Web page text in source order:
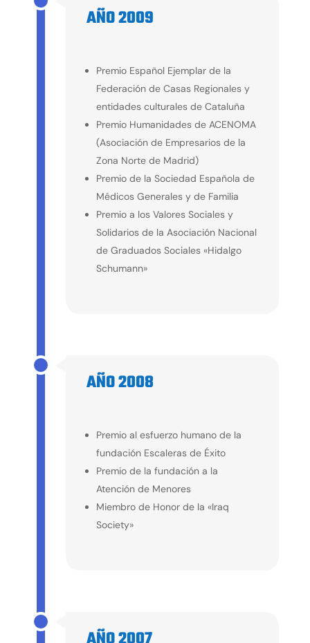
AÑO 2009
Premio Español Ejemplar de la
Federación de Casas Regionales y
entidades culturales de Cataluña
Premio Humanidades de ACENOMA
(Asociación de Empresarios de la
Zona Norte de Madrid)
Premio de la Sociedad Española de
Médicos Generales y de Familia
Premio a los Valores Sociales y
Solidarios de la Asociación Nacional
de Graduados Sociales «Hidalgo
Schumann»
AÑO 2008
Premio al esfuerzo humano de la
fundación Escaleras de Éxito
Premio de la fundación a la
Atención de Menores
Miembro de Honor de la «Iraq
Society»